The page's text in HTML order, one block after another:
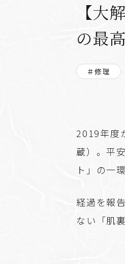
【大
の最
＃修理
2019年度
蔵）。平
ト」の一
経過を報
ない「肌